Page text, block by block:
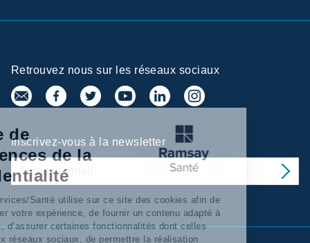
Retrouvez nous sur les réseaux sociaux
Inscrivez-vous à la newsletter
Centre de
préférences de la
confidentialité
Ramsay Services/Santé utilise sur ce site des cookies afin de
personnaliser votre expérience, de fournir un contenu adapté à
vos intérêts, d’assurer certaines fonctionnalités dont celles
relatives aux réseaux sociaux, de permettre la réalisation